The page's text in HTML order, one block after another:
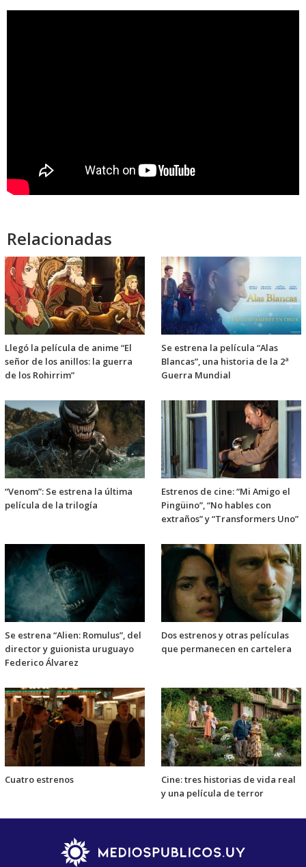
Relacionadas
Llegó la película de anime “El
señor de los anillos: la guerra
de los Rohirrim”
Se estrena la película “Alas
Blancas”, una historia de la 2ª
Guerra Mundial
“Venom”: Se estrena la última
película de la trilogía
Estrenos de cine: “Mi Amigo el
Pingüino”, “No hables con
extraños” y “Transformers Uno”
Se estrena “Alien: Romulus”, del
director y guionista uruguayo
Federico Álvarez
Dos estrenos y otras películas
que permanecen en cartelera
Cuatro estrenos
Cine: tres historias de vida real
y una película de terror